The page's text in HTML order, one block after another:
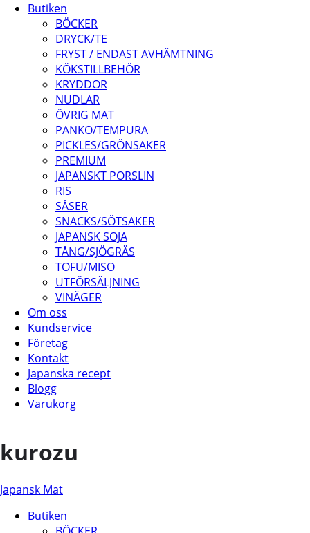
Butiken
BÖCKER
DRYCK/TE
FRYST / ENDAST AVHÄMTNING
KÖKSTILLBEHÖR
KRYDDOR
NUDLAR
ÖVRIG MAT
PANKO/TEMPURA
PICKLES/GRÖNSAKER
PREMIUM
JAPANSKT PORSLIN
RIS
SÅSER
SNACKS/SÖTSAKER
JAPANSK SOJA
TÅNG/SJÖGRÄS
TOFU/MISO
UTFÖRSÄLJNING
VINÄGER
Om oss
Kundservice
Företag
Kontakt
Japanska recept
Blogg
Varukorg
kurozu
Japansk Mat
Butiken